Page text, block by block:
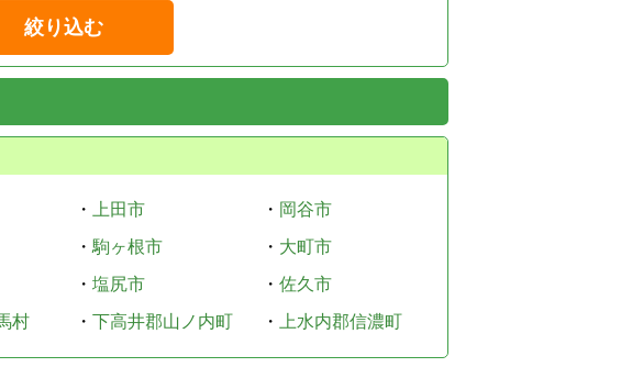
絞り込む
・ 上田市 ・ 岡谷市
・ 駒ヶ根市 ・ 大町市
・ 塩尻市 ・ 佐久市
村 ・ 下高井郡山ノ内町 ・ 上水内郡信濃町